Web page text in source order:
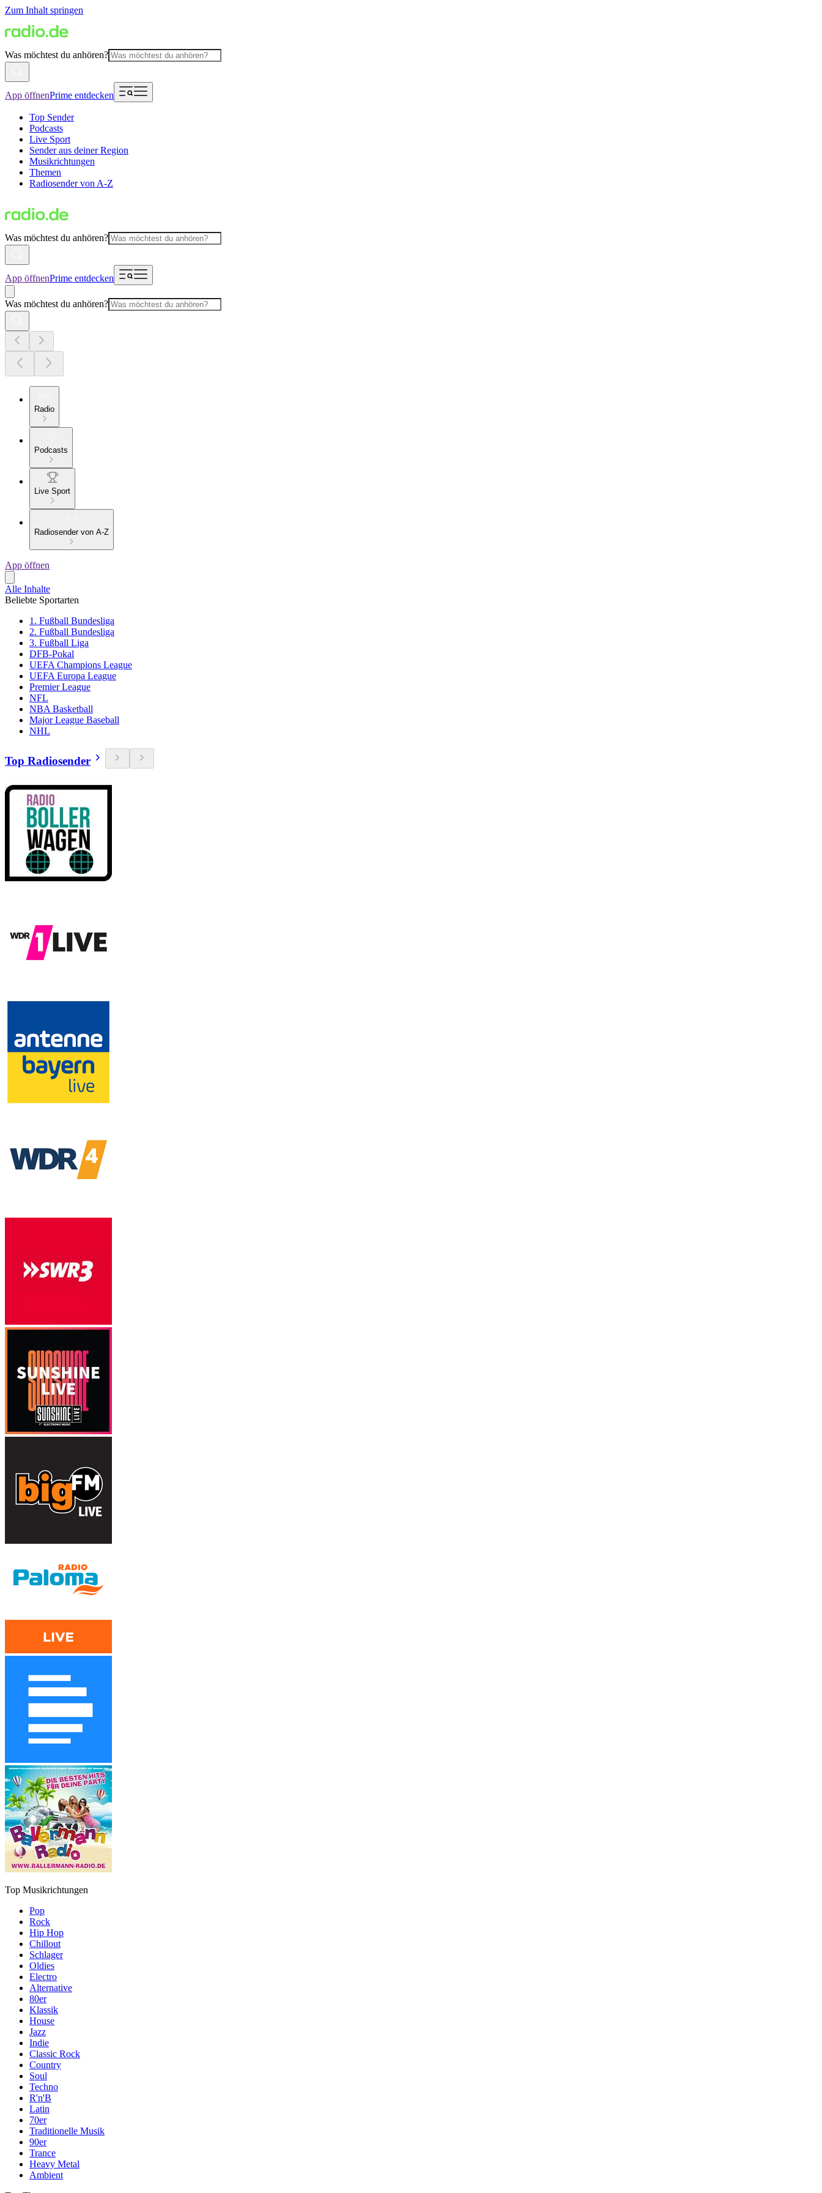
Zum Inhalt springen
Was möchtest du anhören?
App öffnenPrime entdecken
Top Sender
Podcasts
Live Sport
Sender aus deiner Region
Musikrichtungen
Themen
Radiosender von A-Z
Was möchtest du anhören?
App öffnenPrime entdecken
Was möchtest du anhören?
Radio
Podcasts
Live Sport
Radiosender von A-Z
App öffnen
Alle Inhalte
Beliebte Sportarten
1. Fußball Bundesliga
2. Fußball Bundesliga
3. Fußball Liga
DFB-Pokal
UEFA Champions League
UEFA Europa League
Premier League
NFL
NBA Basketball
Major League Baseball
NHL
Top Radiosender
Top Musikrichtungen
Pop
Rock
Hip Hop
Chillout
Schlager
Oldies
Electro
Alternative
80er
Klassik
House
Jazz
Indie
Classic Rock
Country
Soul
Techno
R'n'B
Latin
70er
Traditionelle Musik
90er
Trance
Heavy Metal
Ambient